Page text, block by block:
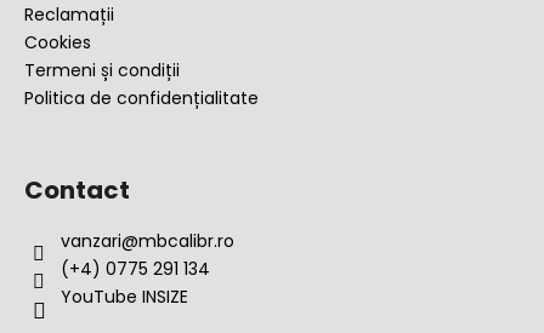
Reclamații
Cookies
Termeni și condiții
Politica de confidențialitate
Contact
vanzari@mbcalibr.ro
(+4) 0775 291 134
YouTube INSIZE